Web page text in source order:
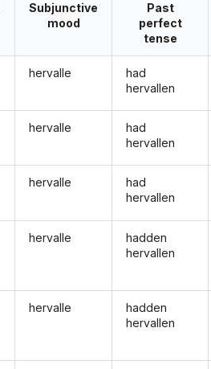
Subjunctive
mood
hervalle
hervalle
hervalle
hervalle
hervalle
Past
perfect
tense
had
hervallen
had
hervallen
had
hervallen
hadden
hervallen
hadden
hervallen